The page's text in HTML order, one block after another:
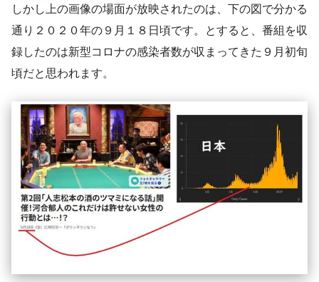
しかし上の画像の場面が放映されたのは、下の図で分かる
通り２０２０年の９月１８日頃です。とすると、番組を収
録したのは新型コロナの感染者数が収まってきた９月初旬
頃だと思われます。